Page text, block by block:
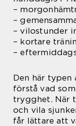
–
–
– vilostunder
– kortare
–
Den här
förstå vad
trygghet. När
och vila
får lättare att